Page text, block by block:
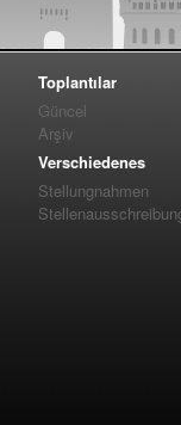
Toplantılar
Güncel
Arşiv
Verschiedenes
Stellungnahmen